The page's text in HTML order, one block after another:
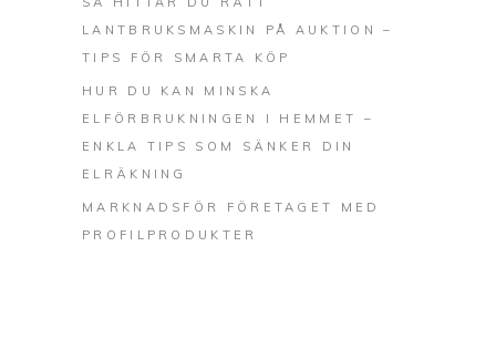
LANTBRUKSMASKIN PÅ AUKTION –
TIPS FÖR SMARTA KÖP
HUR DU KAN MINSKA
ELFÖRBRUKNINGEN I HEMMET –
ENKLA TIPS SOM SÄNKER DIN
ELRÄKNING
MARKNADSFÖR FÖRETAGET MED
PROFILPRODUKTER